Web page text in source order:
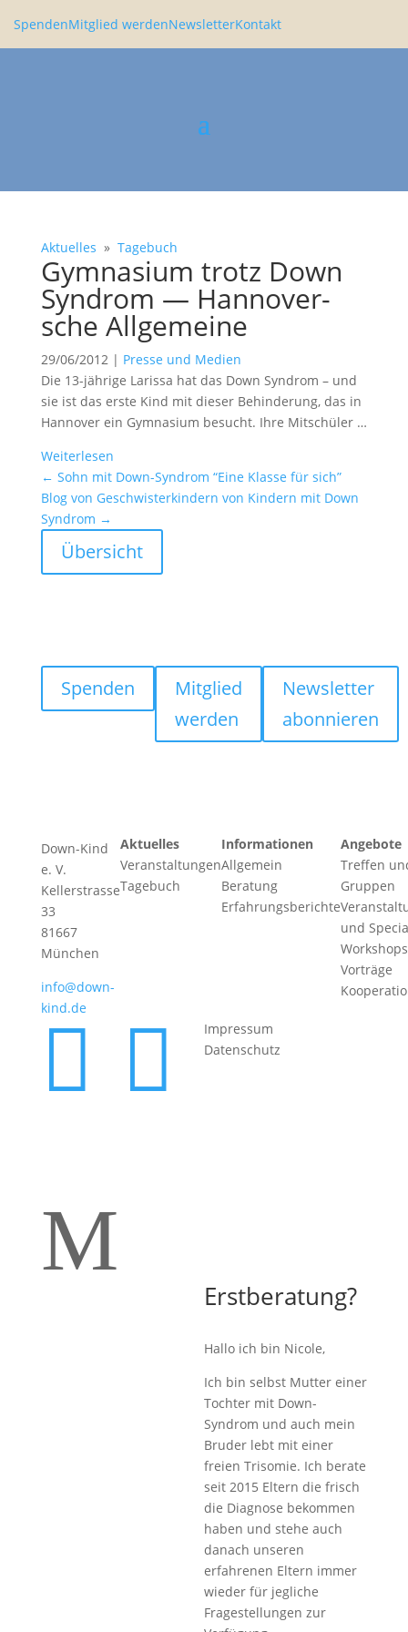
SpendenMitglied werdenNewsletterKontakt
Aktuelles » Tagebuch
Gymna­sium trotz Down
Syndrom — Hanno­ver­
sche Allge­meine
29/06/2012| Presse und Medien
Die 13-jährige Larissa hat das Down Syndrom – und
sie ist das erste Kind mit dieser Behin­de­rung, das in
Hannover ein Gymna­sium besucht. Ihre Mitschüler …
Weiter­lesen
← Sohn mit Down-Syndrom “Eine Klasse für sich”
Blog von Geschwis­ter­kin­dern von Kindern mit Down
Syndrom →
Übersicht
Spenden
Mitglied
werden
Newsletter
abonnieren
Down-Kind
e. V.
Kellerstrasse
33
81667
München
info@down-
kind.de
Aktuelles
Veranstaltungen
Tagebuch
Informationen
Allgemein
Beratung
Erfahrungsberichte
Angebote
Treffen
Gruppen
und
Vorträge
 
Impressum
Datenschutz
M
Erstberatung?
Hallo ich bin Nicole,
Ich bin selbst Mutter einer
Tochter mit Down-
Syndrom und auch mein
Bruder lebt mit einer
freien Trisomie. Ich berate
seit 2015 Eltern die frisch
die Diagnose bekommen
haben und stehe auch
danach unseren
erfahrenen Eltern immer
wieder für jegliche
Fragestellungen zur